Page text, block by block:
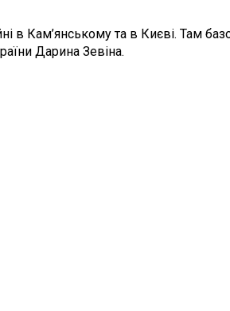
в Кам’янському та в Києві. Там
Дарина Зевіна.